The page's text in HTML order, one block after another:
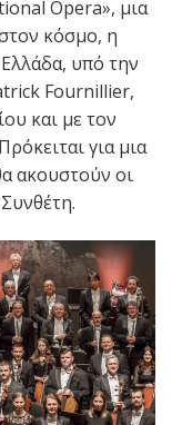
Opera», μια
κόσμο, η
υπό την
Fοurnillier,
και με τον
για μια
ακουστούν οι